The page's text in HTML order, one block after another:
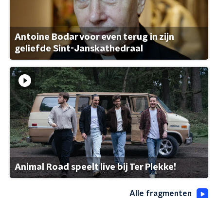
Antoine Bodar voor even terug in zijn
geliefde Sint-Janskathedraal
Animal Road speelt live bij Ter Plekke!
Alle fragmenten